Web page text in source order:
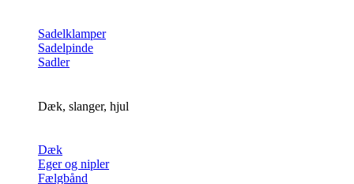
Sadelklamper
Sadelpinde
Sadler
Dæk, slanger, hjul
Dæk
Eger og nipler
Fælgbånd